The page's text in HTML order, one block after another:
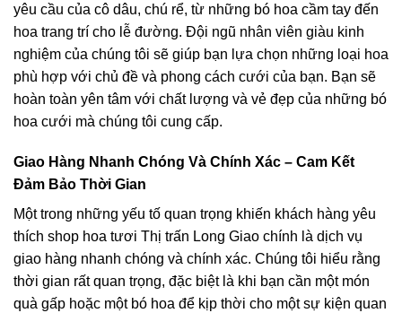
yêu cầu của cô dâu, chú rể, từ những bó hoa cầm tay đến
hoa trang trí cho lễ đường. Đội ngũ nhân viên giàu kinh
nghiệm của chúng tôi sẽ giúp bạn lựa chọn những loại hoa
phù hợp với chủ đề và phong cách cưới của bạn. Bạn sẽ
hoàn toàn yên tâm với chất lượng và vẻ đẹp của những bó
hoa cưới mà chúng tôi cung cấp.
Giao Hàng Nhanh Chóng Và Chính Xác – Cam Kết
Đảm Bảo Thời Gian
Một trong những yếu tố quan trọng khiến khách hàng yêu
thích shop hoa tươi Thị trấn Long Giao chính là dịch vụ
giao hàng nhanh chóng và chính xác. Chúng tôi hiểu rằng
thời gian rất quan trọng, đặc biệt là khi bạn cần một món
quà gấp hoặc một bó hoa để kịp thời cho một sự kiện quan